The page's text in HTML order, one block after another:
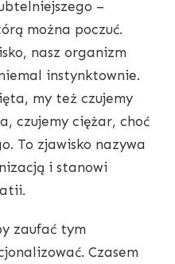
–
można poczuć.
nasz organizm
instynktownie.
my też czujemy
czujemy ciężar, choć
To zjawisko nazywa
i stanowi
zaufać tym
Czasem